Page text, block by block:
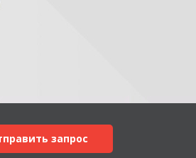
запрос